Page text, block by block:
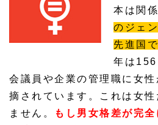
本は関
のジェ
先進国
年は156
会議員や企業の管理職に女
摘されています。これは女性
ません。
もし男女格差が完